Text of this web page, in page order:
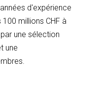
d'expérience
millions CHF à
une sélection
une